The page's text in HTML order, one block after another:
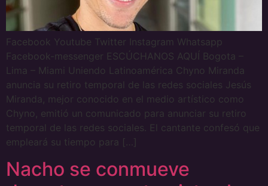
Facebook Youtube Twitter Instagram Whatsapp
Facebook-messenger ESCÚCHANOS AQUÍ Bogota –
Lima – Miami Uniendo Latinoamérica Chyno Miranda
anuncia su retiro temporal de las redes sociales Jesús
Miranda, mejor conocido en el medio artístico como
Chyno, emitió un comunicado para anunciar su retiro
temporal de las redes sociales. El cantante confesó que
empleará su tiempo para […]
Nacho se conmueve